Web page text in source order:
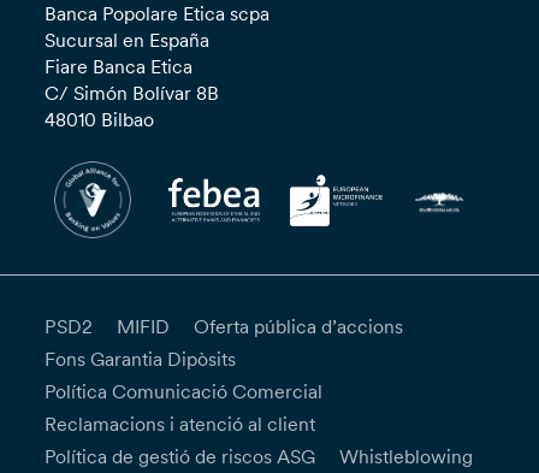
Banca Popolare Etica scpa
Sucursal en España
Fiare Banca Etica
C/ Simón Bolívar 8B
48010 Bilbao
PSD2 MIFID
Oferta pública d’accions
Fons Garantia Dipòsits
Política Comunicació Comercial
Reclamacions i atenció al client
Política de gestió de riscos ASG
Whistleblowing